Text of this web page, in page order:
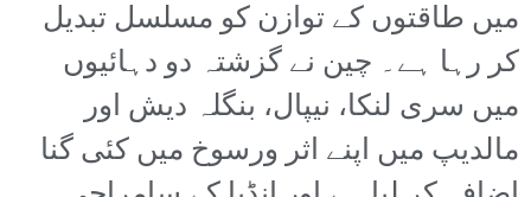
میں طاقتوں کے توازن کو مسلسل تبدیل
کر رہا ہے۔ چین نے گزشتہ دو دہائیوں
میں سری لنکا، نیپال، بنگلہ دیش اور
مالدیپ میں اپنے اثر ورسوخ میں کئی گنا